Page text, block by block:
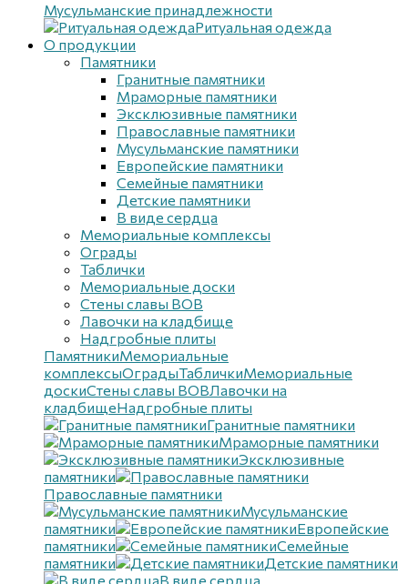
Мусульманские принадлежности
Ритуальная одежда
О продукции
Памятники
Гранитные памятники
Мраморные памятники
Эксклюзивные памятники
Православные памятники
Мусульманские памятники
Европейские памятники
Семейные памятники
Детские памятники
В виде сердца
Мемориальные комплексы
Ограды
Таблички
Мемориальные доски
Стены славы ВОВ
Лавочки на кладбище
Надгробные плиты
ПамятникиМемориальные
комплексыОградыТабличкиМемориальные
доскиСтены славы ВОВЛавочки на
кладбищеНадгробные плиты
Гранитные памятники
Мраморные памятники
Эксклюзивные
памятники
Православные памятники
Мусульманские
памятники
Европейские
памятники
Семейные
памятники
Детские памятники
В виде сердца